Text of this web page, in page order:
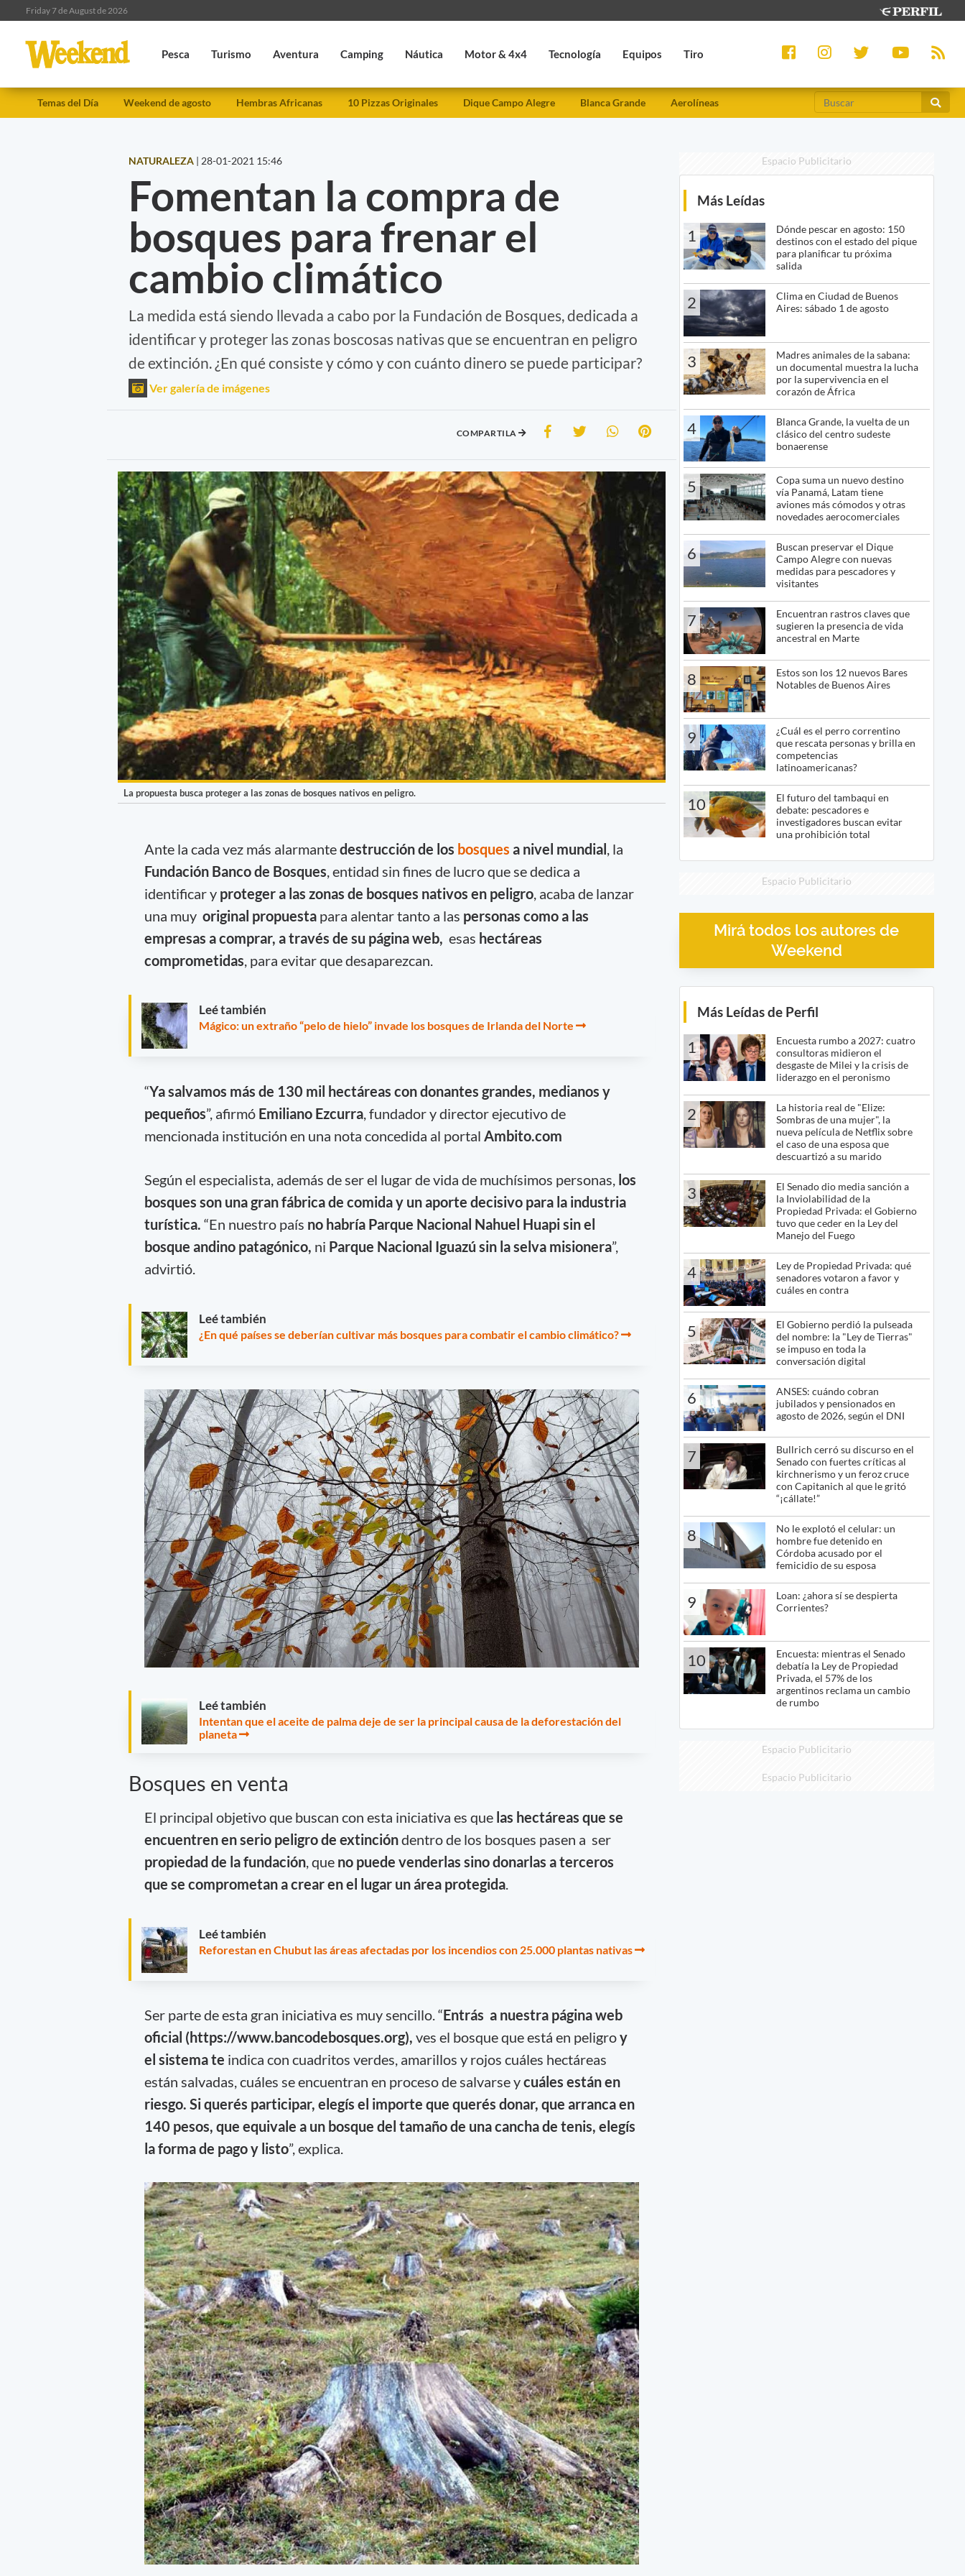
Friday 7 de August de 2026
Pesca Turismo Aventura Camping Náutica Motor & 4x4 Tecnología Equipos Tiro
Temas del Día Weekend de agosto Hembras Africanas 10 Pizzas Originales Dique Campo Alegre Blanca Grande Aerolíneas
NATURALEZA | 28-01-2021 15:46
Fomentan la compra de
bosques para frenar el
cambio climático
La medida está siendo llevada a cabo por la Fundación de Bosques, dedicada a
identificar y proteger las zonas boscosas nativas que se encuentran en peligro
de extinción. ¿En qué consiste y cómo y con cuánto dinero se puede participar?
Ver galería de imágenes
COMPARTILA
La propuesta busca proteger a las zonas de bosques nativos en peligro.
Ante la cada vez más alarmantedestrucción de los bosques a nivel mundial , la
Fundación Banco de Bosques , entidad sin fines de lucro que se dedica a
identificar y proteger a las zonas de bosques nativos en peligro, acaba de lanzar
una muy original propuestapara alentar tanto a las personas como a las
empresas a comprar, a través de su página web, esas hectáreas
comprometidas , para evitar que desaparezcan.
Leé también
Mágico: un extraño “pelo de hielo” invade los bosques de Irlanda del Norte
“Ya salvamos más de 130 mil hectáreas con donantes grandes, medianos y
pequeños”, afirmó Emiliano Ezcurra, fundador y director ejecutivo de
mencionada institución en una nota concedida al portal Ambito.com
Según el especialista, además de ser el lugar de vida de muchísimos personas, los
bosques son una gran fábrica de comida y un aporte decisivo para la industria
turística. “En nuestro país no habría Parque Nacional Nahuel Huapi sin el
bosque andino patagónico, ni Parque Nacional Iguazú sin la selva misionera”,
advirtió.
Leé también
¿En qué países se deberían cultivar más bosques para combatir el cambio climático?
Leé también
Intentan que el aceite de palma deje de ser la principal causa de la deforestación del
planeta
Bosques en venta
El principal objetivo que buscan con esta iniciativa es que las hectáreas que se
encuentren en serio peligro de extincióndentro de los bosques pasen a ser
propiedad de la fundación, que no puede venderlas sino donarlas a terceros
que se comprometan a crear en el lugar un área protegida.
Leé también
Reforestan en Chubut las áreas afectadas por los incendios con 25.000 plantas nativas
Ser parte de esta gran iniciativa es muy sencillo. “Entrás a nuestra página web
oficial (https://www.bancodebosques.org), ves el bosque que está en peligroy
el sistema te indica con cuadritos verdes, amarillos y rojos cuáles hectáreas
están salvadas, cuáles se encuentran en proceso de salvarse ycuáles están en
riesgo. Si querés participar, elegís el importe que querés donar, que arranca en
140 pesos, que equivale a un bosque del tamaño de una cancha de tenis, elegís
la forma de pago y listo”, explica.
Espacio Publicitario
Más Leídas
1
Dónde pescar en agosto: 150
destinos con el estado del pique
para planificar tu próxima
salida
2
Clima en Ciudad de Buenos
Aires: sábado 1 de agosto
3
Madres animales de la sabana:
un documental muestra la lucha
por la supervivencia en el
corazón de África
4
Blanca Grande, la vuelta de un
clásico del centro sudeste
bonaerense
5
Copa suma un nuevo destino
vía Panamá, Latam tiene
aviones más cómodos y otras
novedades aerocomerciales
6
Buscan preservar el Dique
Campo Alegre con nuevas
medidas para pescadores y
visitantes
7
Encuentran rastros claves que
sugieren la presencia de vida
ancestral en Marte
8
Estos son los 12 nuevos Bares
Notables de Buenos Aires
9
¿Cuál es el perro correntino
que rescata personas y brilla en
competencias
latinoamericanas?
10
El futuro del tambaqui en
debate: pescadores e
investigadores buscan evitar
una prohibición total
Espacio Publicitario
Mirá todos los autores de
Weekend
Más Leídas de Perfil
1
Encuesta rumbo a 2027: cuatro
consultoras midieron el
desgaste de Milei y la crisis de
liderazgo en el peronismo
2
La historia real de "Elize:
Sombras de una mujer", la
nueva película de Netflix sobre
el caso de una esposa que
descuartizó a su marido
3
El Senado dio media sanción a
la Inviolabilidad de la
Propiedad Privada: el Gobierno
tuvo que ceder en la Ley del
Manejo del Fuego
4
Ley de Propiedad Privada: qué
senadores votaron a favor y
cuáles en contra
5
El Gobierno perdió la pulseada
del nombre: la "Ley de Tierras"
se impuso en toda la
conversación digital
6
ANSES: cuándo cobran
jubilados y pensionados en
agosto de 2026, según el DNI
7
Bullrich cerró su discurso en el
Senado con fuertes críticas al
kirchnerismo y un feroz cruce
con Capitanich al que le gritó
“¡cállate!”
8
No le explotó el celular: un
hombre fue detenido en
Córdoba acusado por el
femicidio de su esposa
9
Loan: ¿ahora sí se despierta
Corrientes?
10
Encuesta: mientras el Senado
debatía la Ley de Propiedad
Privada, el 57% de los
argentinos reclama un cambio
de rumbo
Espacio Publicitario
Espacio Publicitario